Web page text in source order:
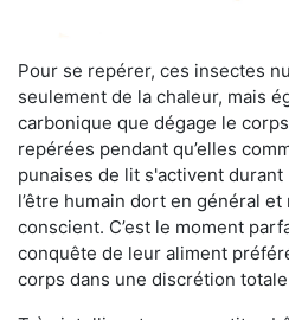
Pour se repérer, ces insectes
seulement de la chaleur, mais
carbonique que dégage le
repérées pendant qu’elles
punaises de lit s'activent durant
l’être humain dort en général
conscient. C’est le moment
conquête de leur aliment
corps dans une discrétion